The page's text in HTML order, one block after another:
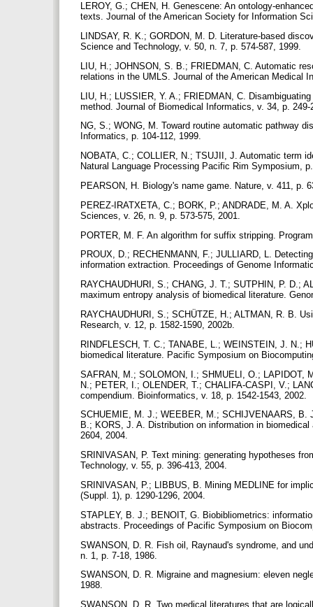
LEROY, G.; CHEN, H. Genescene: An ontology-
texts. Journal of the American Society for Information
LINDSAY, R. K.; GORDON, M. D. Literature-based
Science and Technology, v. 50, n. 7, p. 574-587, 1999.
LIU, H.; JOHNSON, S. B.; FRIEDMAN, C. Automatic
relations in the UMLS. Journal of the American Medical
LIU, H.; LUSSIER, Y. A.; FRIEDMAN, C.
method. Journal of Biomedical Informatics, v. 34, p.
NG, S.; WONG, M. Toward routine automatic pathway
Informatics, p. 104-112, 1999.
NOBATA, C.; COLLIER, N.; TSUJII, J. Automatic term
Natural Language Processing Pacific Rim Symposium,
PEARSON, H. Biology's name game. Nature, v. 411, p.
PEREZ-IRATXETA, C.; BORK, P.; ANDRADE, M. A.
Sciences, v. 26, n. 9, p. 573-575, 2001.
PORTER, M. F. An algorithm for suffix stripping.
PROUX, D.; RECHENMANN, F.; JULLIARD, L.
information extraction. Proceedings of Genome
RAYCHAUDHURI, S.; CHANG, J. T.; SUTPHIN, P. D.;
maximum entropy analysis of biomedical literature.
RAYCHAUDHURI, S.; SCHÜTZE, H.; ALTMAN, R. B.
Research, v. 12, p. 1582-1590, 2002b.
RINDFLESCH, T. C.; TANABE, L.; WEINSTEIN, J. N.;
biomedical literature. Pacific Symposium on
SAFRAN, M.; SOLOMON, I.; SHMUELI, O.; LAPIDOT,
N.; PETER, I.; OLENDER, T.; CHALIFA-CASPI, V.;
compendium. Bioinformatics, v. 18, p. 1542-1543, 2002.
SCHUEMIE, M. J.; WEEBER, M.; SCHIJVENAARS,
B.; KORS, J. A. Distribution on information in
2604, 2004.
SRINIVASAN, P. Text mining: generating hypotheses
Technology, v. 55, p. 396-413, 2004.
SRINIVASAN, P.; LIBBUS, B. Mining MEDLINE for
(Suppl. 1), p. 1290-1296, 2004.
STAPLEY, B. J.; BENOIT, G. Biobibliometrics:
abstracts. Proceedings of Pacific Symposium on
SWANSON, D. R. Fish oil, Raynaud's syndrome, and
n. 1, p. 7-18, 1986.
SWANSON, D. R. Migraine and magnesium: eleven
1988.
SWANSON, D. R. Two medical literatures that are